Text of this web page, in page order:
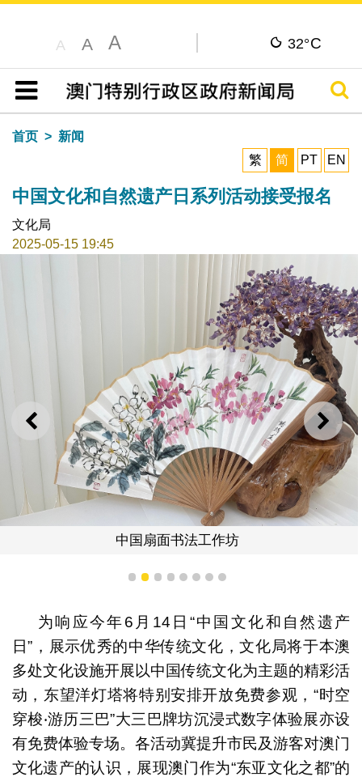
A A A 32°C
目录
搜寻
首页
新闻
繁
简 PT EN
中国文化和自然遗产日系列活动接受报名
文化局
2025-05-15 19:45
上一则 下一
中国扇面书法工作坊
1 2 3 4 5 6 7 8
为响应今年6月14日“中国文化和自然遗产
日”，展示优秀的中华传统文化，文化局将于本澳
多处文化设施开展以中国传统文化为主题的精彩活
动，东望洋灯塔将特别安排开放免费参观，“时空
穿梭‧游历三巴”大三巴牌坊沉浸式数字体验展亦设
有免费体验专场。各活动冀提升市民及游客对澳门
文化遗产的认识，展现澳门作为“东亚文化之都”的